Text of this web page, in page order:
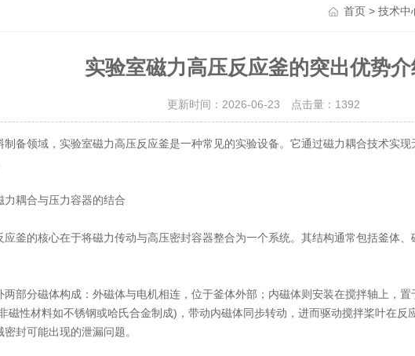
首页> 技术中
实验室磁力高压反应釜的突出优势介
更新时间：2026-06-23 点击量： 1392
领域，实验室磁力高压反应釜是一种常见的实验设备。它通过磁力耦合技术实现
耦合与压力容器的结合
的核心在于将磁力传动与高压密封容器整合为一个系统。其结构通常包括釜体、
分磁体构成：外磁体与电机相连，位于釜体外部；内磁体则安装在搅拌轴上，置
磁性材料如不锈钢或哈氏合金制成)，带动内磁体同步转动，进而驱动搅拌桨叶在反
封可能出现的泄漏问题。